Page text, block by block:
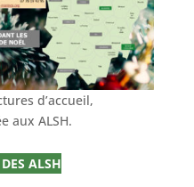
d’accueil,
aux ALSH.
ALSH